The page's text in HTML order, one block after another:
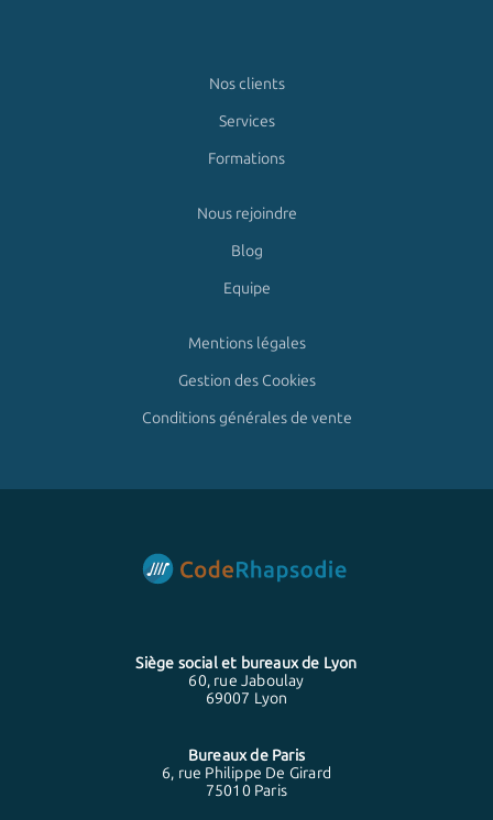
Nos clients
Services
Formations
Nous rejoindre
Blog
Equipe
Mentions légales
Gestion des Cookies
Conditions générales de vente
Siège social et bureaux de Lyon
60, rue Jaboulay
69007 Lyon
Bureaux de Paris
6, rue Philippe De Girard
75010 Paris